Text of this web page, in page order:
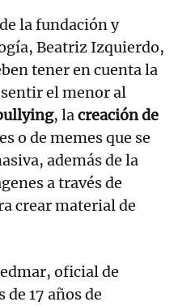
la fundación y
Beatriz Izquierdo,
tener en cuenta la
el menor al
, lacreación de
o de memes que se
además de la
a través de
crear material de
oficial de
17 años de